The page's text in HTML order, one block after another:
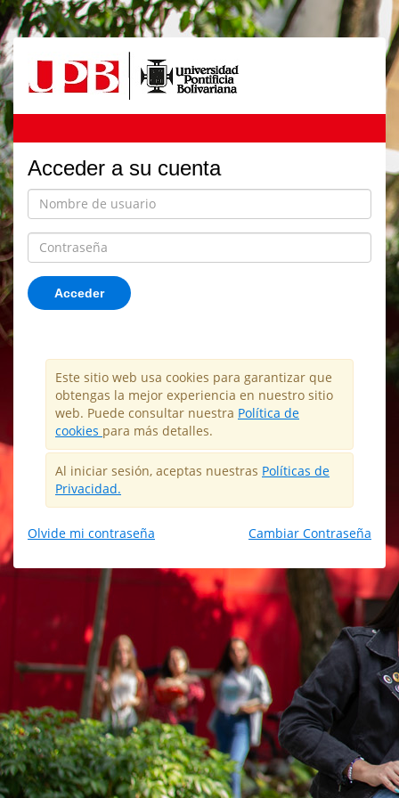
Acceder a su cuenta
Acceder
Este sitio web usa cookies para garantizar que
obtengas la mejor experiencia en nuestro sitio
web. Puede consultar nuestra Política de
cookies para más detalles.
Al iniciar sesión, aceptas nuestras Políticas de
Privacidad.
Olvide mi contraseña Cambiar Contraseña